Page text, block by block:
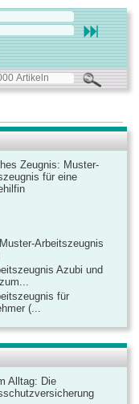
Zeugnis: Muster-
für eine
Arbeitszeugnis
Azubi und
für
(...
Alltag: Die